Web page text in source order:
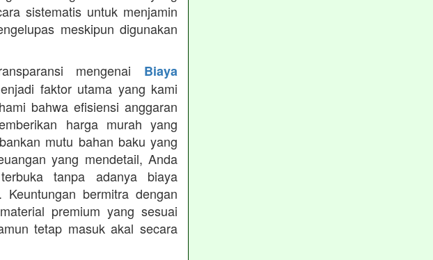
sistematis untuk menjamin
meskipun digunakan
mengenai Biaya
faktor utama yang kami
bahwa efisiensi anggaran
harga murah yang
mutu bahan baku yang
yang mendetail, Anda
tanpa adanya biaya
bermitra dengan
premium yang sesuai
tetap masuk akal secara